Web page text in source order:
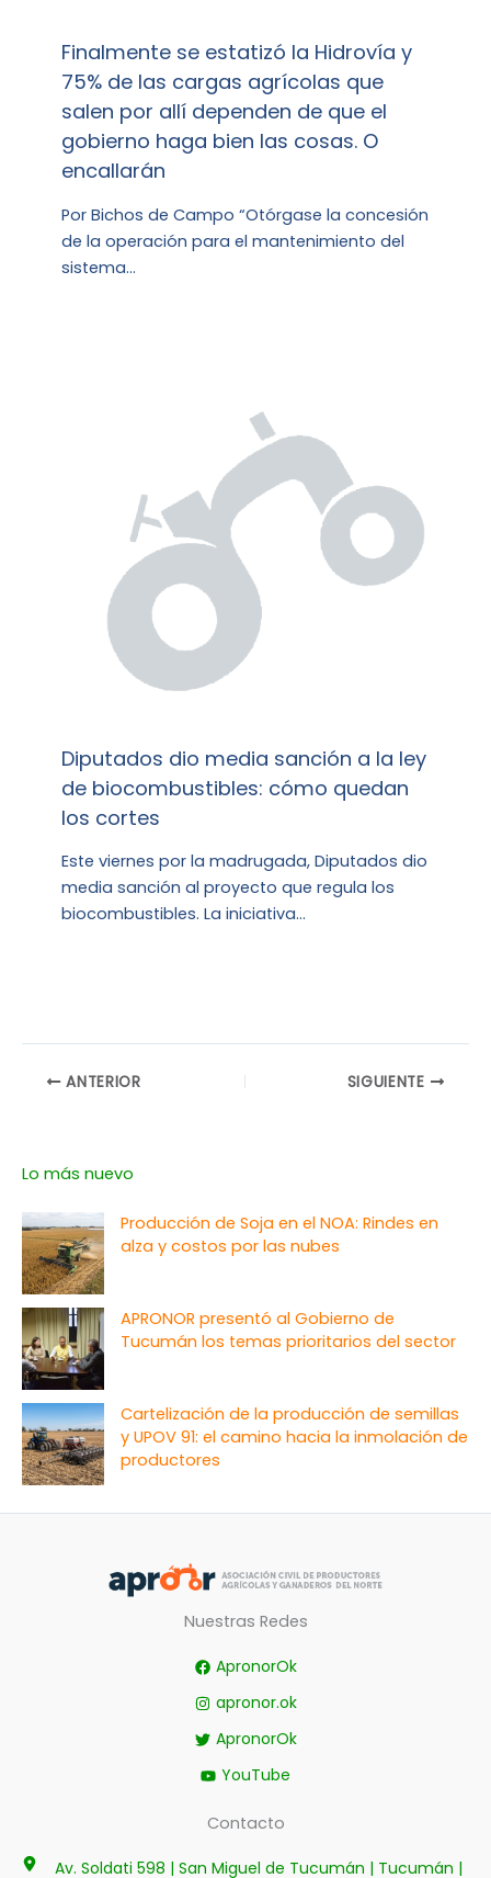
Finalmente se estatizó la Hidrovía y
75% de las cargas agrícolas que
salen por allí dependen de que el
gobierno haga bien las cosas. O
encallarán
Por Bichos de Campo “Otórgase la concesión
de la operación para el mantenimiento del
sistema…
Diputados dio media sanción a la ley
de biocombustibles: cómo quedan
los cortes
Este viernes por la madrugada, Diputados dio
media sanción al proyecto que regula los
biocombustibles. La iniciativa…
ANTERIOR SIGUIENTE
Lo más nuevo
Producción de Soja en el NOA: Rindes en
alza y costos por las nubes
APRONOR presentó al Gobierno de
Tucumán los temas prioritarios del sector
Cartelización de la producción de semillas
y UPOV 91: el camino hacia la inmolación de
productores
Nuestras Redes
ApronorOk
apronor.ok
ApronorOk
YouTube
Contacto
Av. Soldati 598 | San Miguel de Tucumán | Tucumán |